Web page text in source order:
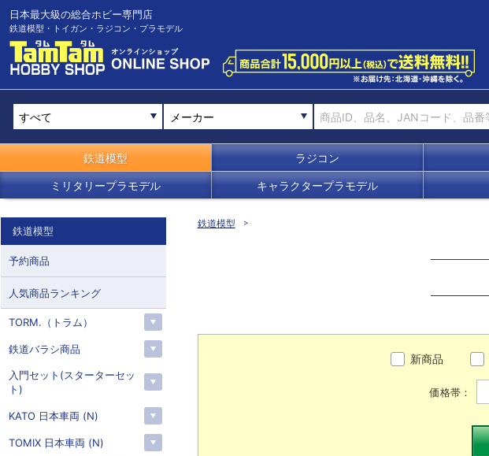
日本最大級の総合ホビー専門店
鉄道模型・トイガン・ラジコン・プラモデル
メーカー
鉄道模型 ラジコン
ミリタリープラモデル キャラクタープラモデル
鉄道模型
新商品
価格帯：
鉄道模型
予約商品
人気商品ランキング
TORM.（トラム）
鉄道バラシ商品
入門セット(スターターセッ
ト)
KATO 日本車両 (N)
TOMIX 日本車両 (N)